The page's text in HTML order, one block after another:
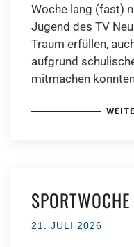
Woche lang (fast)
Jugend des TV
Traum erfüllen,
aufgrund
mitmachen
SPORTWOCHE
21. JULI 2026